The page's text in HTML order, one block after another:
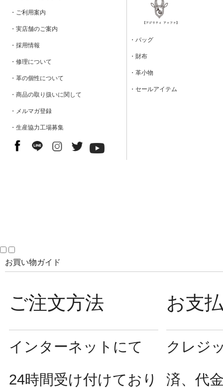
・ご利用案内
・実店舗のご案内
・採用情報
・修理について
・革の個性について
・商品の取り扱いに関して
・メルマガ登録
・生産協力工場募集
・バッグ
・財布
・革小物
・セールアイテム
お買い物ガイド
ご注文方法
インターネットにて
24時間受け付けており
お支
クレジ
済、代